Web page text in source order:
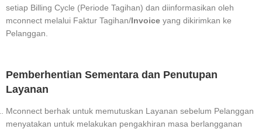
setiap Billing Cycle (Periode Tagihan) dan diinformasikan oleh
mconnect melalui Faktur Tagihan/Invoice yang dikirimkan ke
Pelanggan.
Pemberhentian Sementara dan Penutupan
Layanan
Mconnect berhak untuk memutuskan Layanan sebelum Pelanggan
menyatakan untuk melakukan pengakhiran masa berlangganan